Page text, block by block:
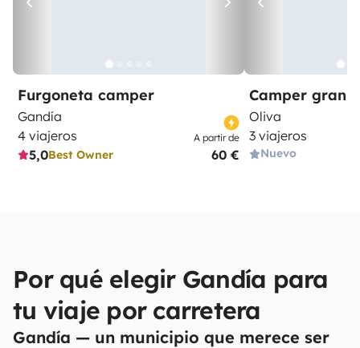
Furgoneta camper
Gandía
4 viajeros
5,0Best Owner
A partir de
60 €
Camper gran
Oliva
3 viajeros
Nuevo
Por qué elegir Gandía para
tu viaje por carretera
Gandía — un municipio que merece ser